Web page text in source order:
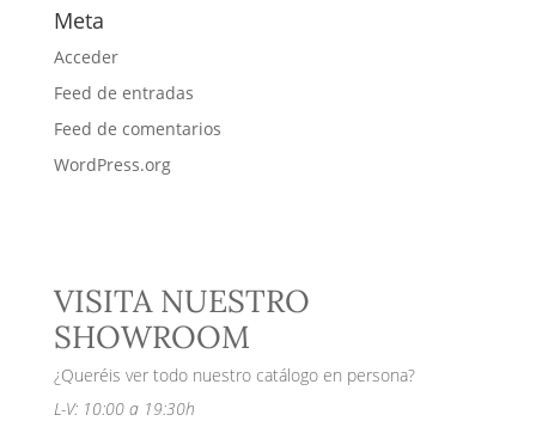
Meta
Acceder
Feed de entradas
Feed de comentarios
WordPress.org
VISITA NUESTRO
SHOWROOM
¿Queréis ver todo nuestro catálogo en persona?
L-V: 10:00 a 19:30h